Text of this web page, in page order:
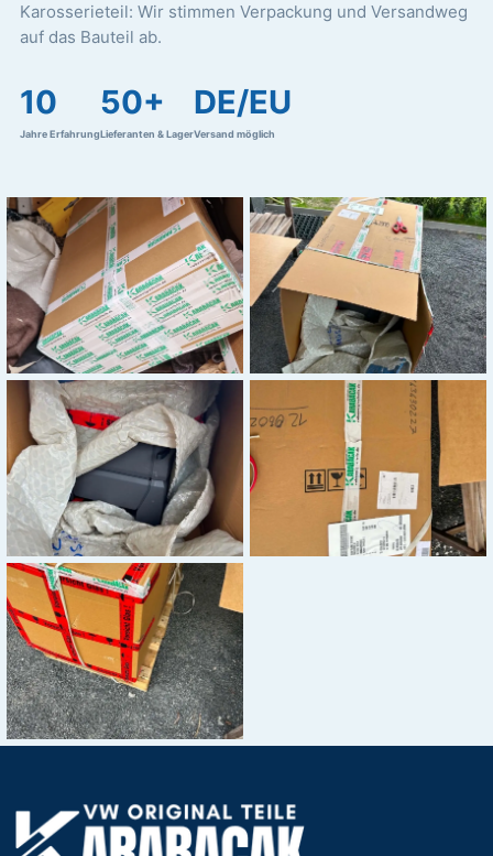
Karosserieteil: Wir stimmen Verpackung und Versandweg
auf das Bauteil ab.
10
Jahre Erfahrung
50+
Lieferanten & Lager
DE/EU
Versand möglich